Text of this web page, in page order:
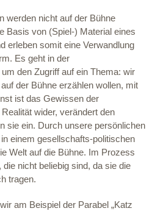
werden nicht auf der Bühne
Basis von (Spiel-) Material eines
erleben somit eine Verwandlung
Es geht in der
den Zugriff auf ein Thema: wir
der Bühne erzählen wollen, mit
ist das Gewissen der
wider, verändert den
sie ein. Durch unsere persönlichen
einem gesellschafts-politischen
Welt auf die Bühne. Im Prozess
nicht beliebig sind, da sie die
tragen.
am Beispiel der Parabel „Katz